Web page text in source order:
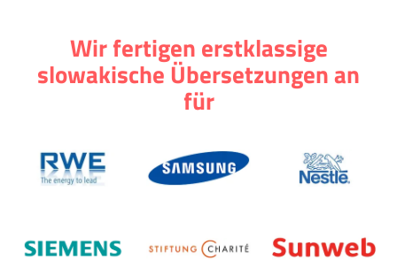
Wir fertigen erstklassige
slowakische Übersetzungen an
für